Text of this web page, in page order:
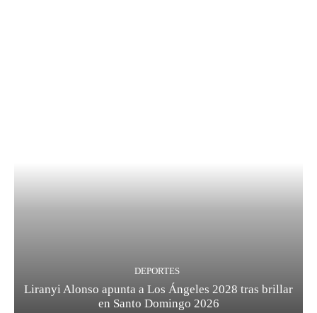
DEPORTES
Liranyi Alonso apunta a Los Ángeles 2028 tras brillar
en Santo Domingo 2026